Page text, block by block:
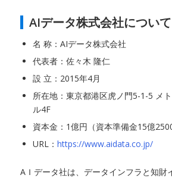
AIデータ株式会社について
名 称：AIデータ株式会社
代表者：佐々木 隆仁
設 立：2015年4月
所在地：東京都港区虎ノ門5-1-5 メ
ル4F
資本金：1億円（資本準備金15億
URL： https://www.aidata.co.jp/
AＩデータ社は、データインフラと知財